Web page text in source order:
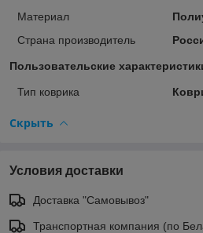
Материал
Страна производитель
Пользовательские
Тип коврика
Скрыть
Условия доставки
Доставка "Самовывоз"
Транспортная компания (по